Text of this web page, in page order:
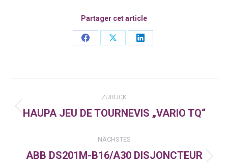
Partager cet article
Share
Share
Share
Kommentarnavigation
ZURÜCK
Vorheriger
HAUPA JEU DE TOURNEVIS „VARIO TQ“
NÄCHSTES
ABB DS201M-B16/A30 DISJONCTEUR